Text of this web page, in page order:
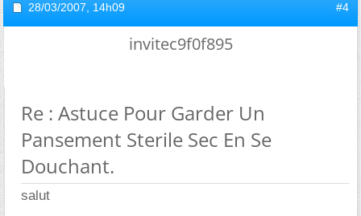
28/03/2007, 14h09 #4
invitec9f0f895
Re : Astuce Pour Garder Un
Pansement Sterile Sec En Se
Douchant.
salut